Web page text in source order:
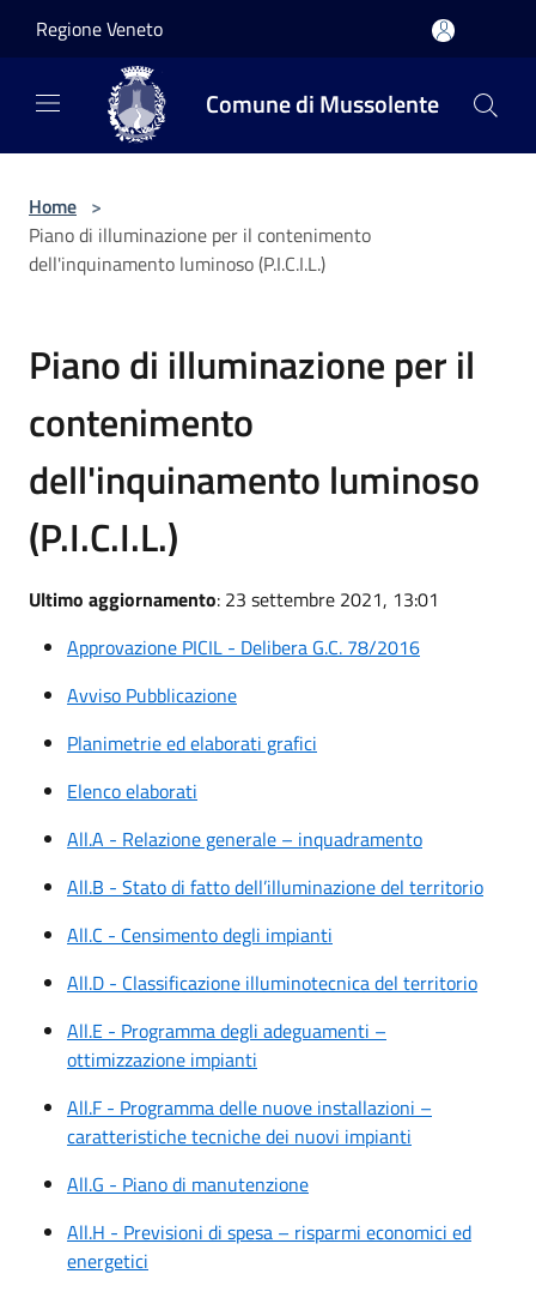
Regione Veneto
Comune di Mussolente
Home >
Piano di illuminazione per il contenimento
dell'inquinamento luminoso (P.I.C.I.L.)
Piano di illuminazione per il
contenimento
dell'inquinamento luminoso
(P.I.C.I.L.)
Ultimo aggiornamento: 23 settembre 2021, 13:01
Approvazione PICIL - Delibera G.C. 78/2016
Avviso Pubblicazione
Planimetrie ed elaborati grafici
Elenco elaborati
All.A - Relazione generale – inquadramento
All.B - Stato di fatto dell’illuminazione del territorio
All.C - Censimento degli impianti
All.D - Classificazione illuminotecnica del territorio
All.E - Programma degli adeguamenti –
ottimizzazione impianti
All.F - Programma delle nuove installazioni –
caratteristiche tecniche dei nuovi impianti
All.G - Piano di manutenzione
All.H - Previsioni di spesa – risparmi economici ed
energetici